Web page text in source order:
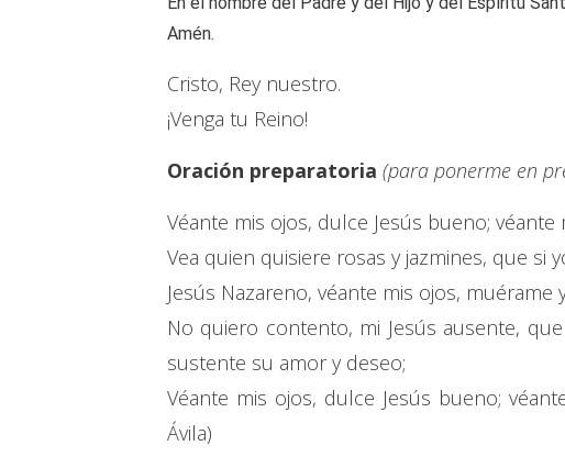
Amén.
Cristo, Rey nuestro.
¡Venga tu Reino!
Oración preparatoria (para ponerme en
Véante mis ojos, dulce Jesús bueno;
Vea quien quisiere rosas y jazmines, que si
Jesús Nazareno, véante mis ojos, muérame
No quiero contento, mi Jesús ausente,
sustente su amor y deseo;
Véante mis ojos, dulce Jesús bueno;
Ávila)